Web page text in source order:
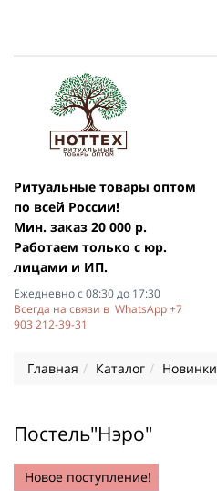
Ритуальные товары оптом
по всей России!
Мин. заказ 20 000 р.
Работаем только с юр.
лицами и ИП.
Ежедневно с 08:30 до 17:30
Всегда на связи в WhatsApp +7
903 212-39-31
Главная Каталог Новинки
Постель"Нэро"
Новое поступление!